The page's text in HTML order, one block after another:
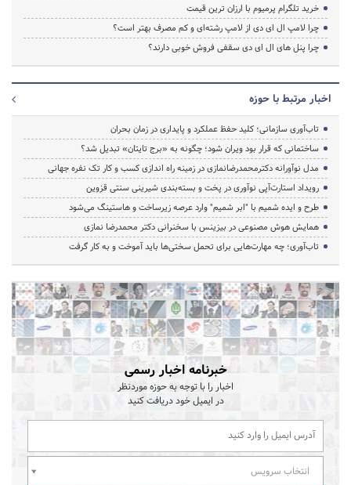
خرید تلگرام پرمیوم با ارزان ترین قیمت
چرا لامپ ال ای دی از لامپ رشته‌ای و کم مصرف بهتر است؟
چرا پنل های ال ای دی سقفی فروش خوبی دارند؟
اخبار مرتبط با حوزه
تاب‌آوری سازمانی؛ کلید حفظ عملکرد و پایداری در زمان بحران
ساختمانی که قرار بود ویران شود؛ چگونه به «برج تایتان» تبدیل شد؟
مدل نوآورانه دکترمحمدرضانمازی در زمینه راه اندازی کسب و کار تک نفره جهانی
رویداد استارت‌آپی نوآوری در پخت و بسته‌بندی شیرینی سنتی قزوین
طرح و ایده شمیم با "ابر شمیم" وارد عرصه زیرساخت و هاستینگ می‌شود
همایش هوش مصنوعی در بیزینس با سخنرانی دکتر محمدرضا نمازی
تاب‌آوری؛ چه مهارت‌هایی برای تحمل سختی‌ها باید آموخت و به کار گرفت
خبرنامه اخبار رسمی
اخبار را با توجه به حوزه موردنظر
در ایمیل خود دریافت کنید
انتخاب سرویس